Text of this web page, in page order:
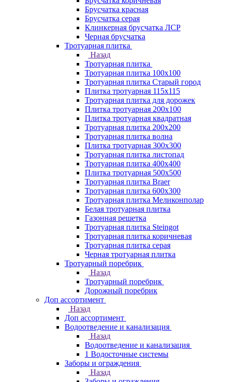
Брусчатка красная
Брусчатка серая
Клинкерная брусчатка ЛСР
Черная брусчатка
Тротуарная плитка
Назад
Тротуарная плитка
Тротуарная плитка 100x100
Тротуарная плитка Старый город
Плитка тротуарная 115x115
Тротуарная плитка для дорожек
Плитка тротуарная 200х100
Плитка тротуарная квадратная
Тротуарная плитка 200х200
Тротуарная плитка волна
Плитка тротуарная 300х300
Тротуарная плитка листопад
Тротуарная плитка 400х400
Плитка тротуарная 500x500
Тротуарная плитка Braer
Тротуарная плитка 600х300
Тротуарная плитка Меликонполар
Белая тротуарная плитка
Газонная решетка
Тротуарная плитка Steingot
Тротуарная плитка коричневая
Тротуарная плитка серая
Черная тротуарная плитка
Тротуарный поребрик
Назад
Тротуарный поребрик
Дорожный поребрик
Доп ассортимент
Назад
Доп ассортимент
Водоотведение и канализация
Назад
Водоотведение и канализация
1 Водосточные системы
Заборы и ограждения
Назад